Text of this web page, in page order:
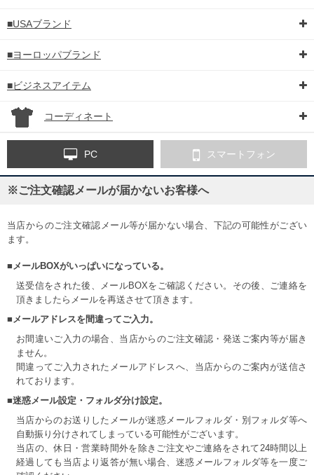
■USAブランド
■ヨーロッパブランド
■ビジネスアイテム
コーディネート
PC スマートフォン
※ご注文確認メールが届かないお客様へ
当店からのご注文確認メール等が届かない場合、下記の可能性がござい
ます。
■メールBOXがいっぱいになっている。
送受信をされた後、メールBOXをご確認ください。その後、ご連絡を
頂きましたらメールを再送させて頂きます。
■メールアドレスを間違ってご入力。
お間違いご入力の場合、当店からのご注文確認・発送ご案内等が届き
ません。
間違ってご入力されたメールアドレスへ、当店からのご案内が送信さ
れております。
■迷惑メール設定・フォルダ分け設定。
当店からのお送りしたメールが迷惑メールフォルダ・別フォルダ等へ
自動振り分けされてしまっている可能性がございます。
当店の、休日・営業時間外を除きご注文やご連絡をされて24時間以上
経過しても当店より返答が無い場合、迷惑メールフォルダ等を一度ご